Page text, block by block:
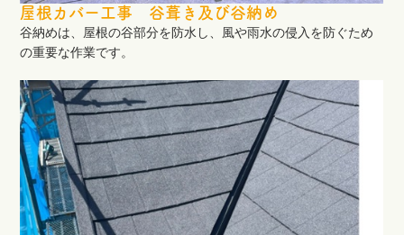
屋根カバー工事 谷葺き及び谷納め
谷納めは、屋根の谷部分を防水し、風や雨水の侵入を防ぐため
の重要な作業です。